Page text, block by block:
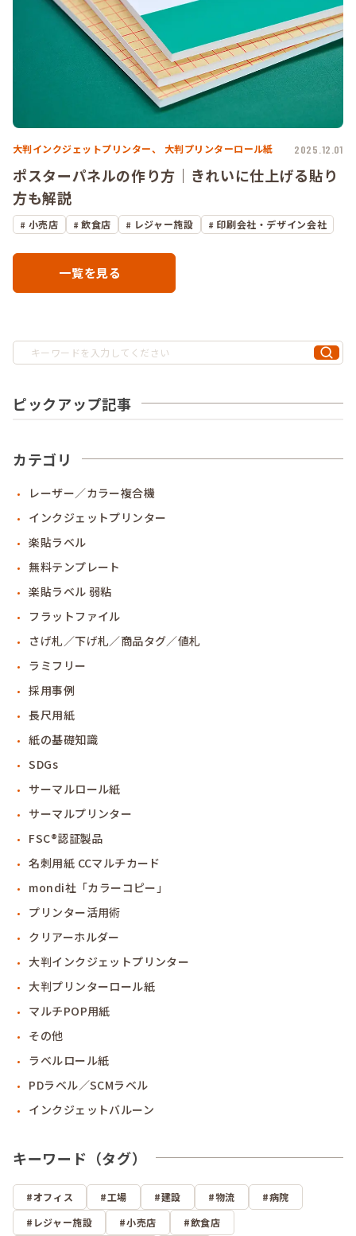
大判インクジェットプリンター、 大判プリンターロール紙 2025.12.01
ポスターパネルの作り方｜きれいに仕上げる貼り
方も解説
小売店 飲食店 レジャー施設 印刷会社・デザイン会社
一覧を見る
ピックアップ記事
カテゴリ
レーザー／カラー複合機
インクジェットプリンター
楽貼ラベル
無料テンプレート
楽貼ラベル 弱粘
フラットファイル
さげ札／下げ札／商品タグ／値札
ラミフリー
採用事例
長尺用紙
紙の基礎知識
SDGs
サーマルロール紙
サーマルプリンター
FSC®認証製品
名刺用紙 CCマルチカード
mondi社「カラーコピー」
プリンター活用術
クリアーホルダー
大判インクジェットプリンター
大判プリンターロール紙
マルチPOP用紙
その他
ラベルロール紙
PDラベル／SCMラベル
インクジェットバルーン
キーワード（タグ）
オフィス 工場 建設 物流
病院
レジャー施設
小売店 飲食店